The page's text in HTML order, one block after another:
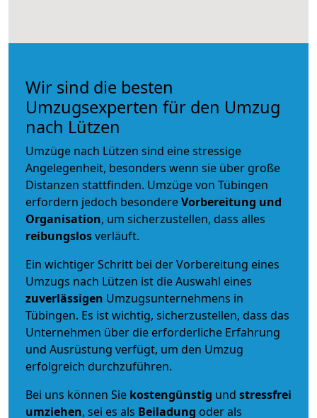
Wir sind die besten
Umzugsexperten für den Umzug
nach Lützen
Umzüge nach Lützen sind eine stressige
Angelegenheit, besonders wenn sie über große
Distanzen stattfinden. Umzüge von Tübingen
erfordern jedoch besondereVorbereitung und
Organisation, um sicherzustellen, dass alles
reibungslosverläuft.
Ein wichtiger Schritt bei der Vorbereitung eines
Umzugs nach Lützen ist die Auswahl eines
zuverlässigen Umzugsunternehmens in
Tübingen. Es ist wichtig, sicherzustellen, dass das
Unternehmen über die erforderliche Erfahrung
und Ausrüstung verfügt, um den Umzug
erfolgreich durchzuführen.
Bei uns können Sie kostengünstig und stressfrei
umziehen, sei es als Beiladung oder als